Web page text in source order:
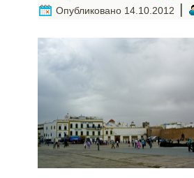
Опубликовано 14.10.2012 |